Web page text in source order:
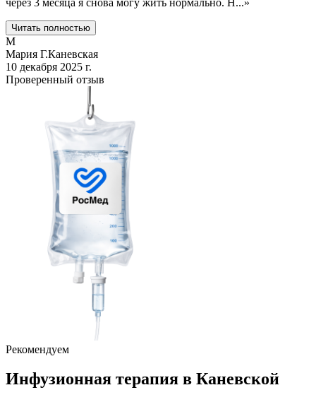
Читать полностью
М
Мария Г.Каневская
10 декабря 2025 г.
Проверенный отзыв
Рекомендуем
Инфузионная терапия в Каневской